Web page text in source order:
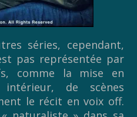
séries, cependant,
pas représentée par
comme la mise en
de scènes
le récit en voix off.